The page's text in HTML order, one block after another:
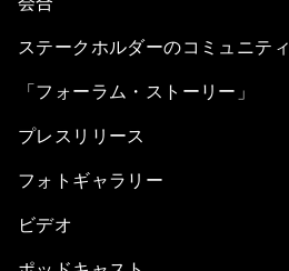
ステークホルダーのコミュニティ
「フォーラム・ストーリー」
プレスリリース
フォトギャラリー
ビデオ